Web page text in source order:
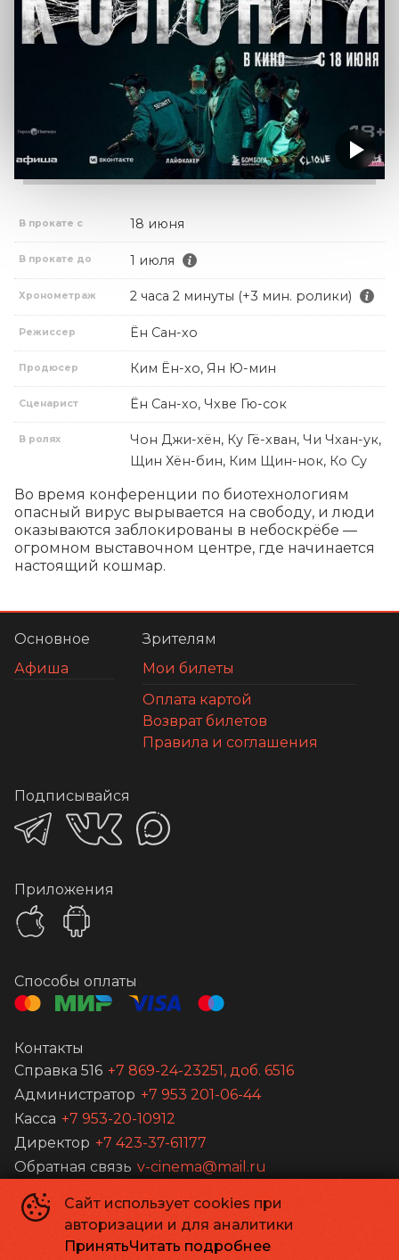
В прокате с 18 июня
В прокате до 1 июля
Хронометраж 2 часа 2 минуты (+3 мин. ролики)
Режиссер Ён Сан-хо
Продюсер Ким Ён-хо, Ян Ю-мин
Сценарист Ён Сан-хо, Чхве Гю-сок
В ролях
Чон Джи-хён, Ку Гё-хван, Чи Чхан-ук,
Щин Хён-бин, Ким Щин-нок, Ко Су
Во время конференции по биотехнологиям
опасный вирус вырывается на свободу, и люди
оказываются заблокированы в небоскрёбе —
огромном выставочном центре, где начинается
настоящий кошмар.
Сайт использует cookies при
авторизации и для аналитики
ПринятьЧитать подробнее
Основное
Афиша
Зрителям
Мои билеты
Оплата картой
Возврат билетов
Правила и соглашения
Подписывайся
Приложения
Способы оплаты
Контакты
Справка 516 +7 869-24-23251, доб. 6516
Администратор +7 953 201-06-44
Касса +7 953-20-10912
Директор +7 423-37-61177
Обратная связь v-cinema@mail.ru
Кинотеатр «Шахтер»©2026
Powered byp24.app